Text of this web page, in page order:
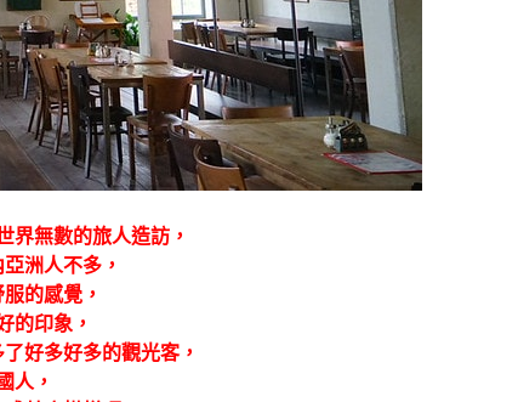
界無數的旅人造訪，
洲人不多，
的感覺，
的印象，
好多好多的觀光客，
人，